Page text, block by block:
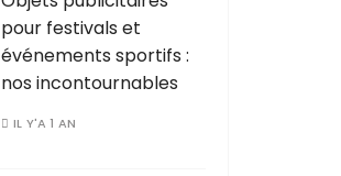
pour festivals et
événements sportifs :
nos incontournables
IL Y'A 1 AN